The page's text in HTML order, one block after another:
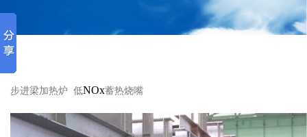
步进梁加热炉 低NOx蓄热烧嘴